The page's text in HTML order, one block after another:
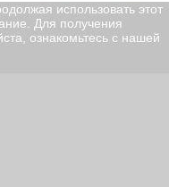
использовать этот
Для получения
ознакомьтесь с нашей